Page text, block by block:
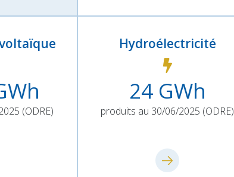
(ODRE)
Hydroélectricité
24 GWh
produits au 30/06/2025 (ODRE)